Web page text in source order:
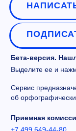
Бета-версия.
Выделите ее и
Сервис
об
Приемная